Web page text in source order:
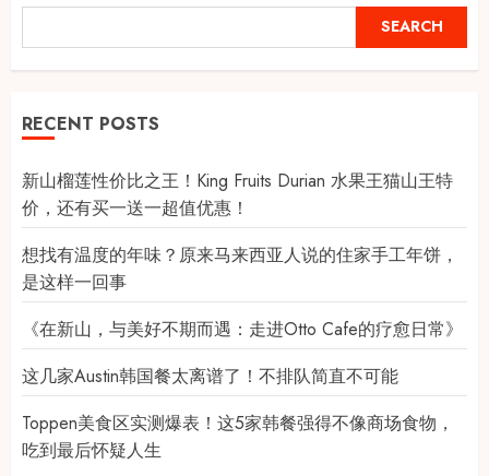
SEARCH
RECENT POSTS
新山榴莲性价比之王！King Fruits Durian 水果王猫山王特
价，还有买一送一超值优惠！
想找有温度的年味？原来马来西亚人说的住家手工年饼，
是这样一回事
《在新山，与美好不期而遇：走进Otto Cafe的疗愈日常》
这几家Austin韩国餐太离谱了！不排队简直不可能
Toppen美食区实测爆表！这5家韩餐强得不像商场食物，
吃到最后怀疑人生